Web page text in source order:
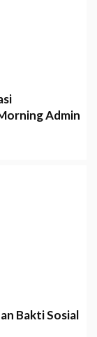
Admin
Bakti Sosial